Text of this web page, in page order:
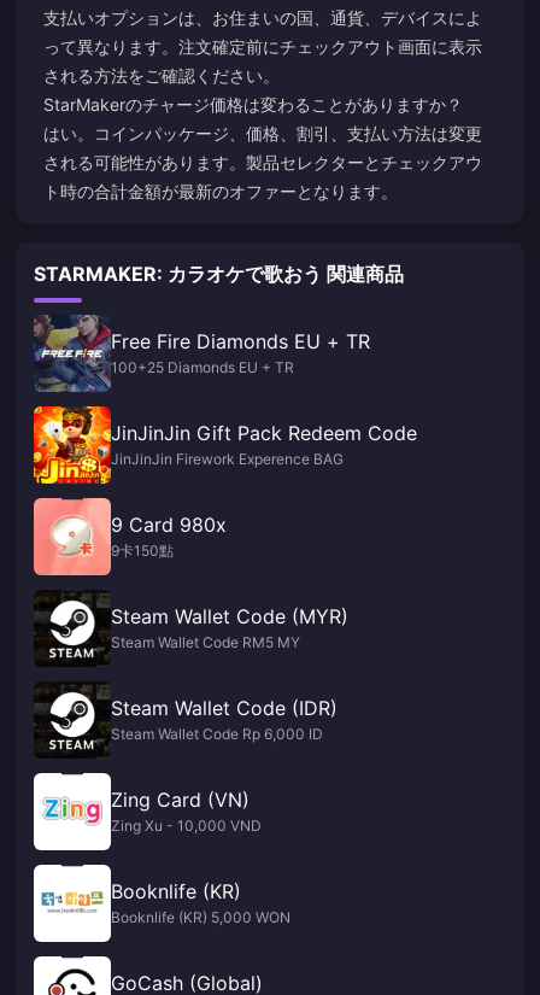
支払いオプションは、お住まいの国、通貨、デバイスによ
って異なります。注文確定前にチェックアウト画面に表示
される方法をご確認ください。
StarMakerのチャージ価格は変わることがありますか？
はい。コインパッケージ、価格、割引、支払い方法は変更
される可能性があります。製品セレクターとチェックアウ
ト時の合計金額が最新のオファーとなります。
STARMAKER: カラオケで歌おう 関連商品
Free Fire Diamonds EU + TR
100+25 Diamonds EU + TR
JinJinJin Gift Pack Redeem Code
JinJinJin Firework Experence BAG
9 Card 980x
9卡150點
Steam Wallet Code (MYR)
Steam Wallet Code RM5 MY
Steam Wallet Code (IDR)
Steam Wallet Code Rp 6,000 ID
Zing Card (VN)
Zing Xu - 10,000 VND
Booknlife (KR)
Booknlife (KR) 5,000 WON
GoCash (Global)